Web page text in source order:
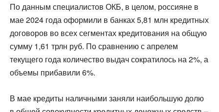
По данным специалистов ОКБ, в целом, россияне в
мае 2024 года оформили в банках 5,81 млн кредитных
договоров во всех сегментах кредитования на общую
сумму 1,61 трлн руб. По сравнению с апрелем
текущего года количество выдач сократилось на 2%, а
объемы прибавили 6%.
В мае кредиты наличными заняли наибольшую долю